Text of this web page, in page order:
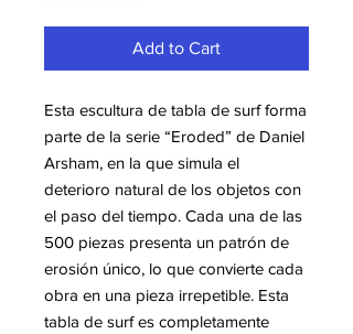
Add to Cart
Esta escultura de tabla de surf forma
parte de la serie “Eroded” de Daniel
Arsham, en la que simula el
deterioro natural de los objetos con
el paso del tiempo. Cada una de las
500 piezas presenta un patrón de
erosión único, lo que convierte cada
obra en una pieza irrepetible. Esta
tabla de surf es completamente